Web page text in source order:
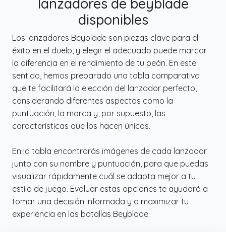
disponibles
Los lanzadores Beyblade son piezas clave para el
éxito en el duelo, y elegir el adecuado puede marcar
la diferencia en el rendimiento de tu peón. En este
sentido, hemos preparado una tabla comparativa
que te facilitará la elección del lanzador perfecto,
considerando diferentes aspectos como la
puntuación, la marca y, por supuesto, las
características que los hacen únicos.
En la tabla encontrarás imágenes de cada lanzador
junto con su nombre y puntuación, para que puedas
visualizar rápidamente cuál se adapta mejor a tu
estilo de juego. Evaluar estas opciones te ayudará a
tomar una decisión informada y a maximizar tu
experiencia en las batallas Beyblade.